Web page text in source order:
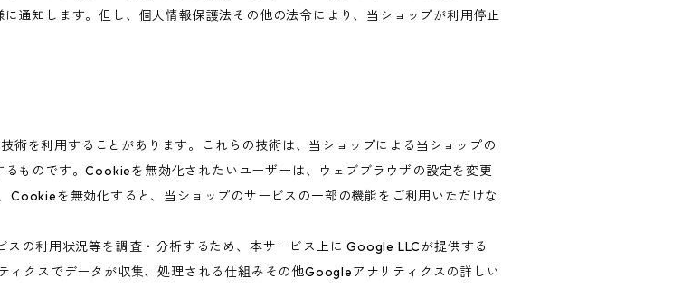
通知します。但し、個人情報保護法その他の法令により、当ショップが利用停止
術を利用することがあります。これらの技術は、当ショップによる当ショップの
ものです。Cookieを無効化されたいユーザーは、ウェブブラウザの設定を変更
を無効化すると、当ショップのサービスの一部の機能をご利用いただけな
スの利用状況等を調査・分析するため、本サービス上に Google LLCが提供する
クスでデータが収集、処理される仕組みその他Googleアナリティクスの詳しい